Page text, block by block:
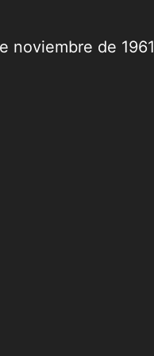
noviembre de 1961